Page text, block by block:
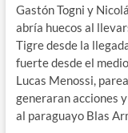
Gastón Togni y
abría huecos al
Tigre desde la
fuerte desde el
Lucas Menossi,
generaran acciones
al paraguayo Blas